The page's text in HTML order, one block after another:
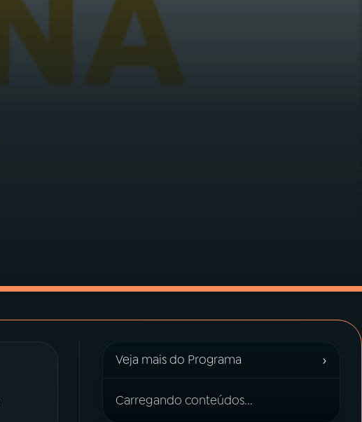
Veja mais do Programa ›
Carregando conteúdos...